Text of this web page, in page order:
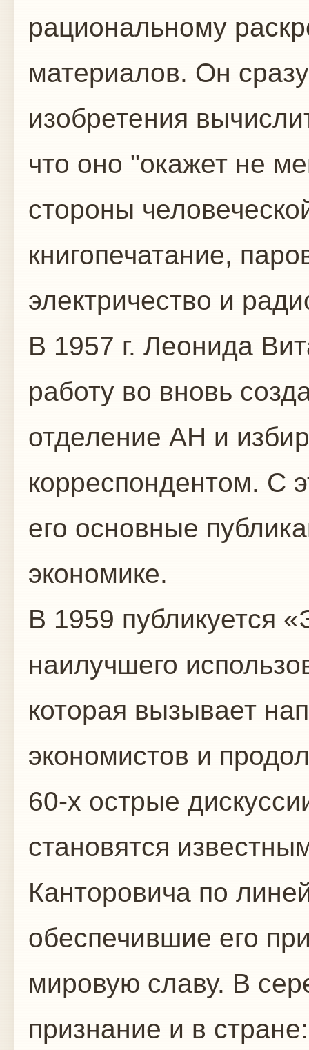
рациональному
материалов. Он
изобретения
что оно "окажет не
стороны
книгопечатание,
электричество и
В 1957 г. Леонида
работу во вновь
отделение АН и
корреспондентом. С
его основные
экономике.
В 1959 публикуется
наилучшего
которая вызывает
экономистов и
60-х острые
становятся
Канторовича по
обеспечившие его
мировую славу. В
признание и в